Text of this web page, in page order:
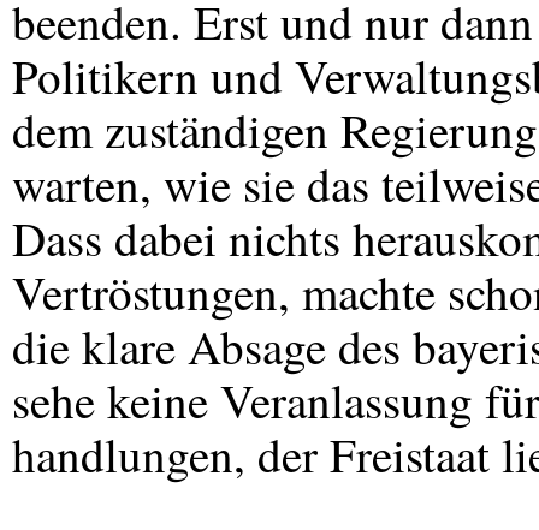
beenden. Erst und nur
Politikern und
dem zuständigen
warten, wie sie das
Dass dabei nichts
Vertröstungen, machte
die klare Absage des
sehe keine Veranlassung
handlungen, der Freistaat